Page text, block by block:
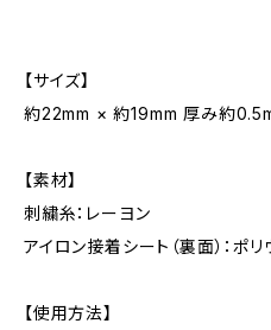
【サイズ】
約22mm × 約19mm 厚み約
【素材】
刺繍糸：レーヨン
アイロン接着シート（裏面）：ポ
【使用方法】